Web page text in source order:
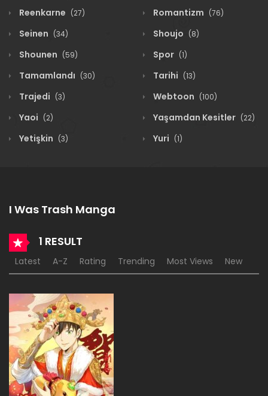
Reenkarne (27) Romantizm (76)
Seinen (34) Shoujo (8)
Shounen (59) Spor (1)
Tamamlandı (30) Tarihi (13)
Trajedi (3) Webtoon (100)
Yaoi (2) Yaşamdan Kesitler (22)
Yetişkin (3) Yuri (1)
I Was Trash Manga
1 RESULT
Latest A-Z Rating Trending Most Views New